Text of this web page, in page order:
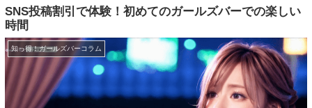
SNS投稿割引で体験！初めてのガールズバーでの楽しい
時間
知っ得！ガールズバーコラム